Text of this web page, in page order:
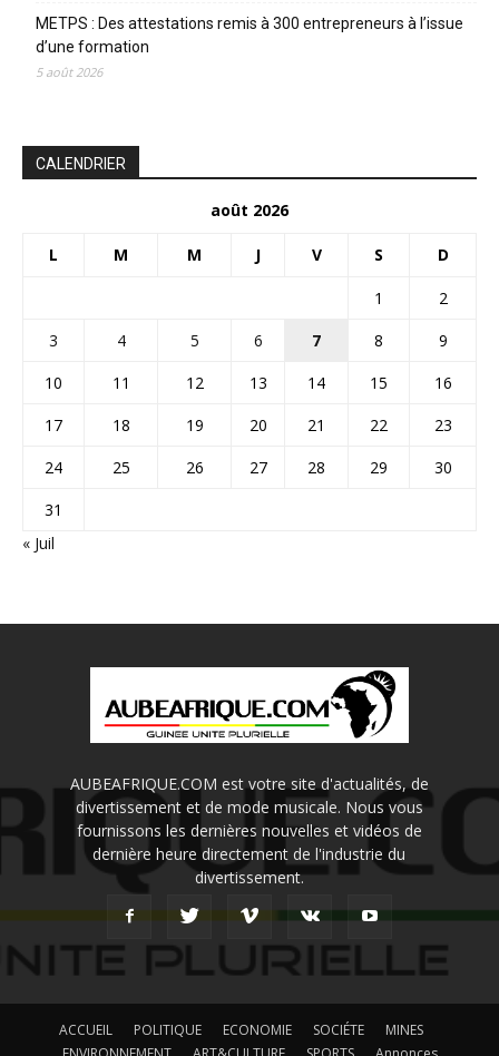
METPS : Des attestations remis à 300 entrepreneurs à l’issue
d’une formation
5 août 2026
CALENDRIER
août 2026
L M M J V S D
1
2
3
4 5 6 7 8
9
10
11 12 13 14 15
16
17
18 19 20 21 22
23
24
25 26 27 28 29
30
31
« Juil
AUBEAFRIQUE.COM est votre site d'actualités, de
divertissement et de mode musicale. Nous vous
fournissons les dernières nouvelles et vidéos de
dernière heure directement de l'industrie du
divertissement.
ACCUEIL POLITIQUE ECONOMIE SOCIÉTE
MINES